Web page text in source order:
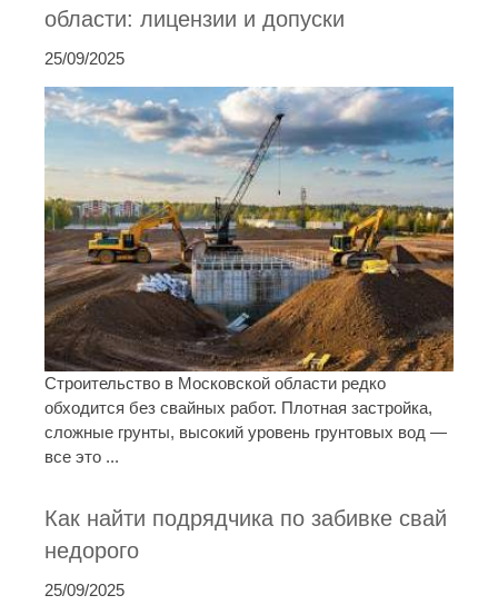
области: лицензии и допуски
25/09/2025
Строительство в Московской области редко
обходится без свайных работ. Плотная застройка,
сложные грунты, высокий уровень грунтовых вод —
все это ...
Как найти подрядчика по забивке свай
недорого
25/09/2025